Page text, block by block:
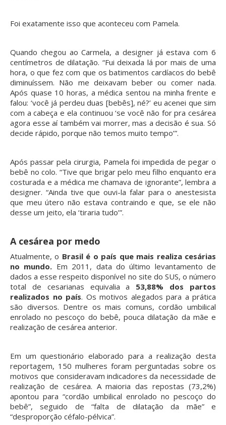
Foi exatamente isso que aconteceu com Pamela.
Quando chegou ao Carmela, a designer já estava com 6
centímetros de dilatação. “Fui deixada lá por mais de uma
hora, o que fez com que os batimentos cardíacos do bebê
diminuíssem. Não me deixavam beber ou comer nada.
Após quase 10 horas, a médica sentou na minha frente e
falou: ‘você já perdeu duas [bebês], né?’ eu acenei que sim
com a cabeça e ela continuou ‘se você não for pra cesárea
agora esse aí também vai morrer, mas a decisão é sua. Só
decide rápido, porque não temos muito tempo’”.
Após passar pela cirurgia, Pamela foi impedida de pegar o
bebê no colo. “Tive que brigar pelo meu filho enquanto era
costurada e a médica me chamava de ignorante”, lembra a
designer. “Ainda tive que ouvi-la falar para o anestesista
que meu útero não estava contraindo e que, se ele não
desse um jeito, ela ‘tiraria tudo’”.
A cesárea por medo
Atualmente, o Brasil é o país que mais realiza cesárias
no mundo. Em 2011, data do último levantamento de
dados a esse respeito disponível no site do SUS, o número
total de cesarianas equivalia a 53,88% dos partos
realizados no país. Os motivos alegados para a prática
são diversos. Dentre os mais comuns, cordão umbilical
enrolado no pescoço do bebê, pouca dilatação da mãe e
realização de cesárea anterior.
Em um questionário elaborado para a realização desta
reportagem, 150 mulheres foram perguntadas sobre os
motivos que consideravam indicadores da necessidade de
realização de cesárea. A maioria das repostas (73,2%)
apontou para “cordão umbilical enrolado no pescoço do
bebê”, seguido de “falta de dilatação da mãe” e
“desproporção céfalo-pélvica”.